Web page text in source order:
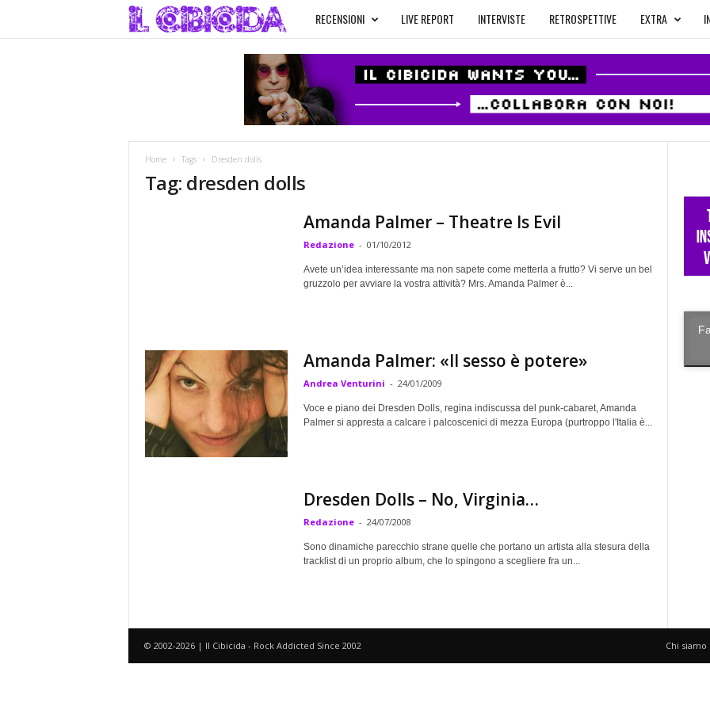
l
C
c
i
a
RECENSIONI LIVE REPORT INTERVISTE RETROSPETTIVE EXTRA
Home Tags Dresden dolls
Tag: dresden dolls
Amanda Palmer – Theatre Is Evil
Redazione - 01/10/2012
Avete un’idea interessante ma non sapete come metterla a frutto? Vi serve un bel
gruzzolo per avviare la vostra attività? Mrs. Amanda Palmer è...
Amanda Palmer: «Il sesso è potere»
Andrea Venturini - 24/01/2009
Voce e piano dei Dresden Dolls, regina indiscussa del punk-cabaret, Amanda
Palmer si appresta a calcare i palcoscenici di mezza Europa (purtroppo l'Italia è...
Dresden Dolls – No, Virginia…
Redazione - 24/07/2008
Sono dinamiche parecchio strane quelle che portano un artista alla stesura della
tracklist di un proprio album, che lo spingono a scegliere fra un...
Chi siamo
© 2002-2026 | Il Cibicida - Rock Addicted Since 2002